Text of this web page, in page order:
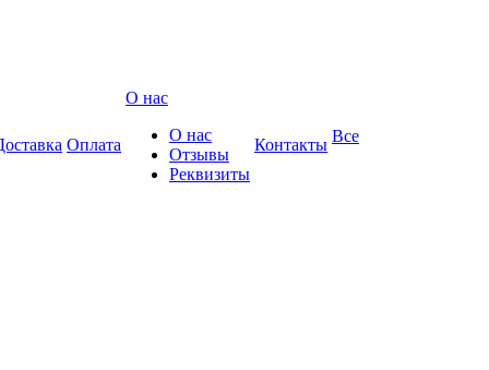
Оплата
О нас
О нас
Отзывы
Реквизиты
Контакты Все